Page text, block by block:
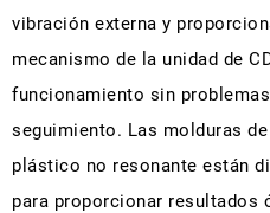
vibración externa y
mecanismo de la unidad de
funcionamiento sin
seguimiento. Las molduras
plástico no resonante están
para proporcionar resultados